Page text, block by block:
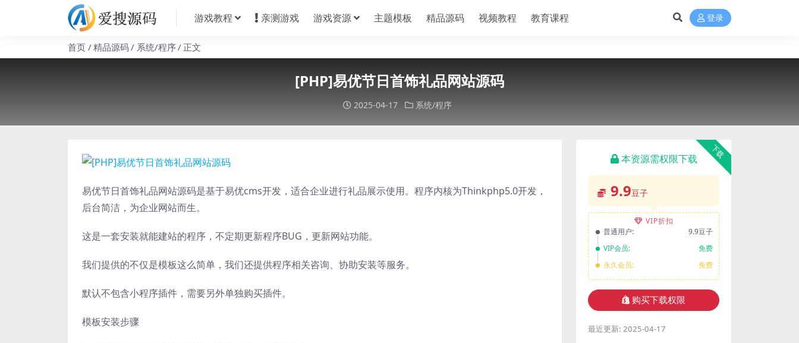
游戏教程 亲测游戏 游戏资源 主题模板 精品源码 视频教程 教育课程 登录
首页 精品源码 系统/程序 正文
[PHP]易优节日首饰礼品网站源码
2025-04-17 系统/程序
易优节日首饰礼品网站源码是基于易优cms开发，适合企业进行礼品展示使用。程序内核为Thinkphp5.0开发，
后台简洁，为企业网站而生。
这是一套安装就能建站的程序，不定期更新程序BUG，更新网站功能。
我们提供的不仅是模板这么简单，我们还提供程序相关咨询、协助安装等服务。
默认不包含小程序插件，需要另外单独购买插件。
模板安装步骤
下载
本资源需权限下载
9.9豆子
VIP折扣
普通用户:
9.9豆子
VIP会员:
免费
永久会员:
免费
购买下载权限
最近更新: 2025-04-17